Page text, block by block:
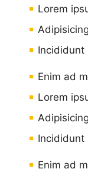
Lorem
Incididunt
Enim ad
Lorem
Incididunt
Enim ad